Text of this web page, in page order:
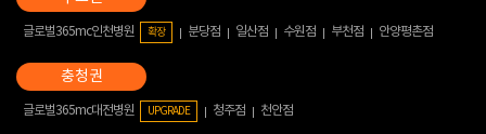
글로벌365mc인천병원 확장 분당점 일산점 수원점 부천점 안양평촌점
글로벌365mc대전병원 UPGRADE 청주점 천안점